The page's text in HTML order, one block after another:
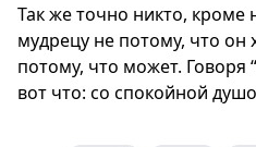
Так же точно никто, кроме
мудрецу не потому, что он
потому, что может. Говоря
вот что: со спокойной